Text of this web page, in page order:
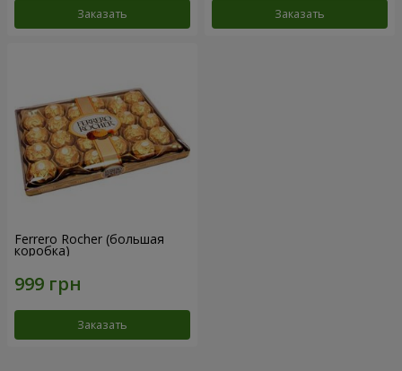
Заказать Заказать
Ferrero Rocher (большая
коробка)
Заказать